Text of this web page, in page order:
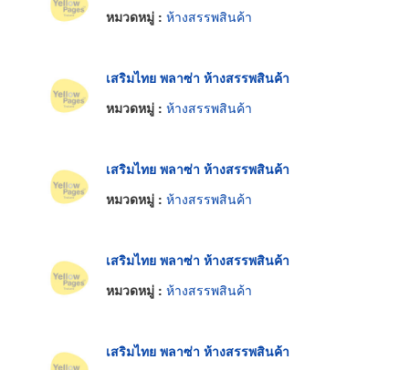
หมวดหมู่ : ห้างสรรพสินค้า
เสริมไทย พลาซ่า ห้างสรรพสินค้า
หมวดหมู่ : ห้างสรรพสินค้า
เสริมไทย พลาซ่า ห้างสรรพสินค้า
หมวดหมู่ : ห้างสรรพสินค้า
เสริมไทย พลาซ่า ห้างสรรพสินค้า
หมวดหมู่ : ห้างสรรพสินค้า
เสริมไทย พลาซ่า ห้างสรรพสินค้า